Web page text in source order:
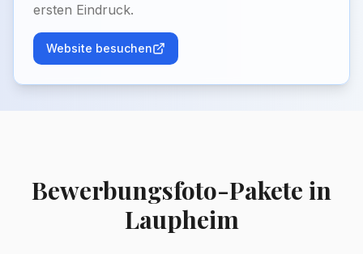
ersten Eindruck.
Website besuchen
Bewerbungsfoto-Pakete in
Laupheim